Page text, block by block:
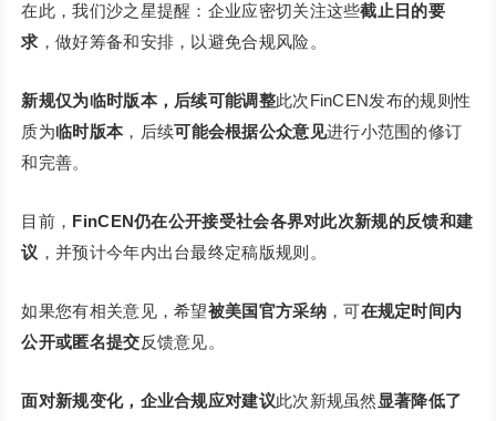
在此，我们沙之星提醒：企业应密切关注这些截止日的要
求 ，做好筹备和安排，以避免合规风险。
新规仅为临时版本，后续可能调整此次FinCEN发布的规则性
质为临时版本，后续可能会根据公众意见进行小范围的修订
和完善。
目前， FinCEN仍在公开接受社会各界对此次新规的反馈和建
议 ，并预计今年内出台最终定稿版规则。
如果您有相关意见，希望被美国官方采纳，可在规定时间内
公开或匿名提交反馈意见。
面对新规变化，企业合规应对建议此次新规虽然显著降低了